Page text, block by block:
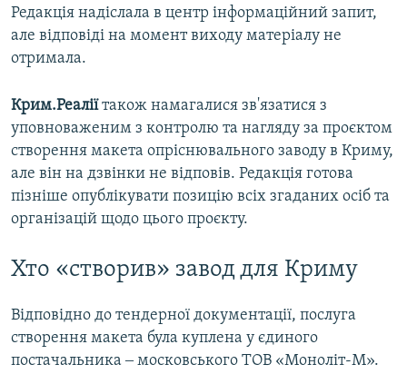
Редакція надіслала в центр інформаційний запит,
але відповіді на момент виходу матеріалу не
отримала.
Крим.Реаліїтакож намагалися зв'язатися з
уповноваженим з контролю та нагляду за проєктом
створення макета опріснювального заводу в Криму,
але він на дзвінки не відповів. Редакція готова
пізніше опублікувати позицію всіх згаданих осіб та
організацій щодо цього проєкту.
Хто «створив» завод для Криму
Відповідно до тендерної документації, послуга
створення макета була куплена у єдиного
постачальника ‒ московського ТОВ «Моноліт-М».